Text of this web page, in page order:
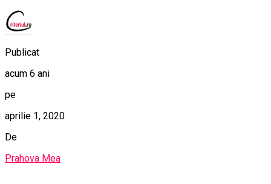
Publicat
acum 6 ani
pe
aprilie 1, 2020
De
Prahova Mea